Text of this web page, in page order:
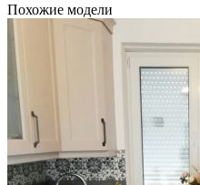
Похожие модели